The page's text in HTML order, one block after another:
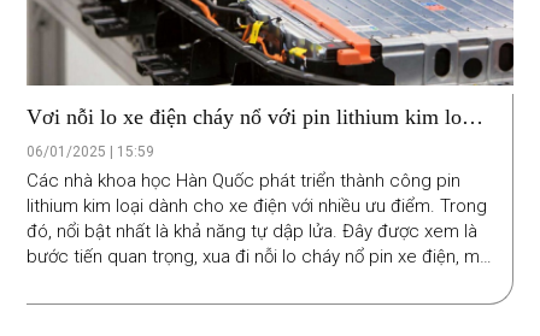
Vơi nỗi lo xe điện cháy nổ với pin lithium kim loại
tự dập lửa
06/01/2025 | 15:59
Các nhà khoa học Hàn Quốc phát triển thành công pin
lithium kim loại dành cho xe điện với nhiều ưu điểm. Trong
đó, nổi bật nhất là khả năng tự dập lửa. Đây được xem là
bước tiến quan trọng, xua đi nỗi lo cháy nổ pin xe điện, mở
toàn cầu.